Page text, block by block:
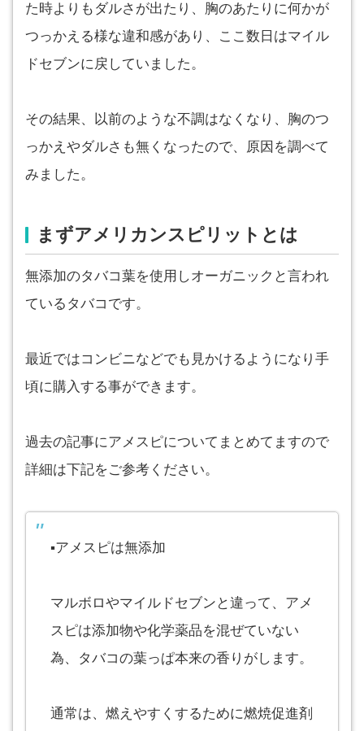
た時よりもダルさが出たり、胸のあたりに何かが
つっかえる様な違和感があり、ここ数日はマイル
ドセブンに戻していました。
その結果、以前のような不調はなくなり、胸のつ
っかえやダルさも無くなったので、原因を調べて
みました。
まずアメリカンスピリットとは
無添加のタバコ葉を使用しオーガニックと言われ
ているタバコです。
最近ではコンビニなどでも見かけるようになり手
頃に購入する事ができます。
過去の記事にアメスピについてまとめてますので
詳細は下記をご参考ください。
▪︎アメスピは無添加
マルボロやマイルドセブンと違って、アメ
スピは添加物や化学薬品を混ぜていない
為、タバコの葉っぱ本来の香りがします。
通常は、燃えやすくするために燃焼促進剤